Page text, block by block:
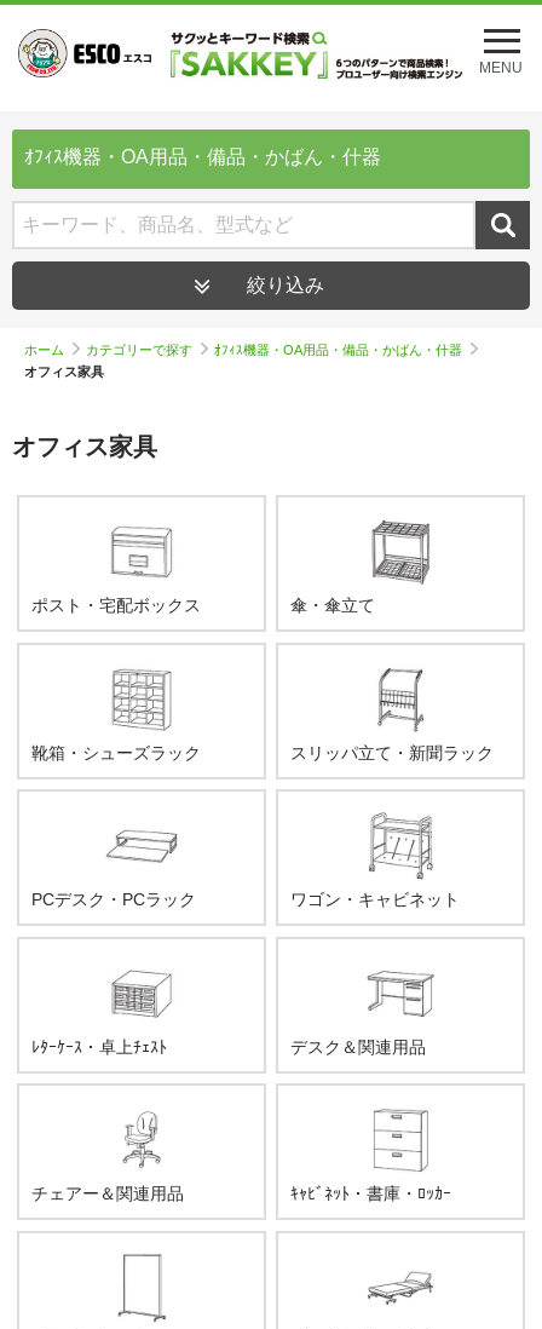
メ
ニ
ュ
を
MENU
ｵﾌｨｽ機器・OA用品・備品・かばん・什器
絞り込み
ホーム カテゴリーで探す
ｵﾌｨｽ機器・OA用品・備品・かばん・什器
オフィス家具
オフィス家具
ポスト・宅配ボックス 傘・傘立て
靴箱・シューズラック スリッパ立て・新聞ラック
PCデスク・PCラック ワゴン・キャビネット
ﾚﾀｰｹｰｽ・卓上ﾁｪｽﾄ デスク＆関連用品
チェアー＆関連用品 ｷｬﾋﾞﾈｯﾄ・書庫・ﾛｯｶｰ